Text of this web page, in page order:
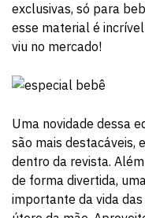
exclusivas, só para
esse material é
viu no mercado!
Uma novidade dessa
são mais destacáveis,
dentro da revista.
de forma divertida,
importante da vida